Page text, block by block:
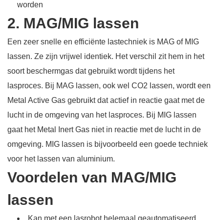
worden
2. MAG/MIG lassen
Een zeer snelle en efficiënte lastechniek is MAG of MIG
lassen. Ze zijn vrijwel identiek. Het verschil zit hem in het
soort beschermgas dat gebruikt wordt tijdens het
lasproces. Bij MAG lassen, ook wel CO2 lassen, wordt een
Metal Active Gas gebruikt dat actief in reactie gaat met de
lucht in de omgeving van het lasproces. Bij MIG lassen
gaat het Metal Inert Gas niet in reactie met de lucht in de
omgeving. MIG lassen is bijvoorbeeld een goede techniek
voor het lassen van aluminium.
Voordelen van MAG/MIG
lassen
Kan met een lasrobot helemaal geautomatiseerd